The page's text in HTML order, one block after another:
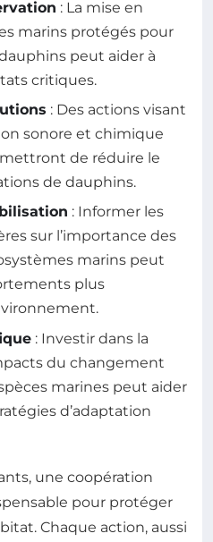
: La mise en
marins protégés pour
peut aider à
critiques.
: Des actions visant
sonore et chimique
de réduire le
de dauphins.
: Informer les
sur l’importance des
marins peut
plus
: Investir dans la
du changement
marines peut aider
d’adaptation
une coopération
pour protéger
Chaque action, aussi